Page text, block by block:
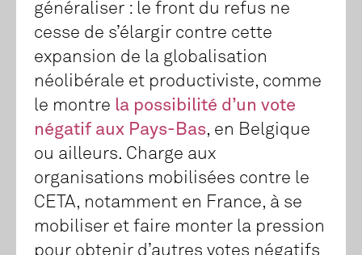
généraliser : le front du refus ne
cesse de s’élargir contre cette
expansion de la globalisation
néolibérale et productiviste, comme
le montre la possibilité d’un vote
négatif aux Pays-Bas, en Belgique
ou ailleurs. Charge aux
organisations mobilisées contre le
CETA, notamment en France, à se
mobiliser et faire monter la pression
pour obtenir d’autres votes négatifs